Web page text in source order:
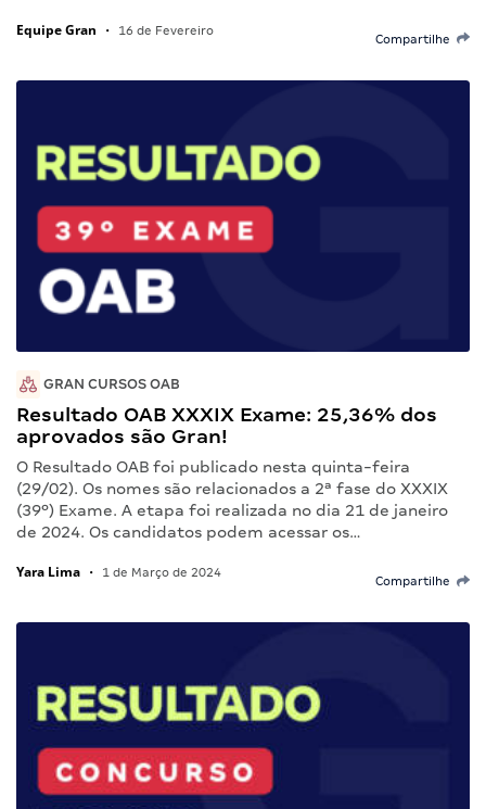
Equipe Gran • 16 de Fevereiro
Compartilhe
GRAN CURSOS OAB
Resultado OAB XXXIX Exame: 25,36% dos
aprovados são Gran!
O Resultado OAB foi publicado nesta quinta-feira
(29/02). Os nomes são relacionados a 2ª fase do XXXIX
(39º) Exame. A etapa foi realizada no dia 21 de janeiro
de 2024. Os candidatos podem acessar os…
Yara Lima • 1 de Março de 2024
Compartilhe